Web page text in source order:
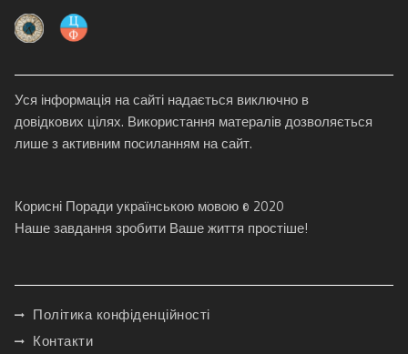
Уся інформація на сайті надається виключно в
довідкових цілях. Використання матералів дозволяється
лише з активним посиланням на сайт.
Корисні Поради українською мовою © 2020
Наше завдання зробити Ваше життя простіше!
Політика конфіденційності
Контакти